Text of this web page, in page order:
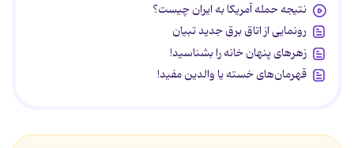
نتیجه حمله آمریکا به ایران چیست؟
رونمایی از اتاق برق جدید تبیان
زهرهای پنهان خانه را بشناسید!
قهرمان‌های خسته یا والدین مفید!